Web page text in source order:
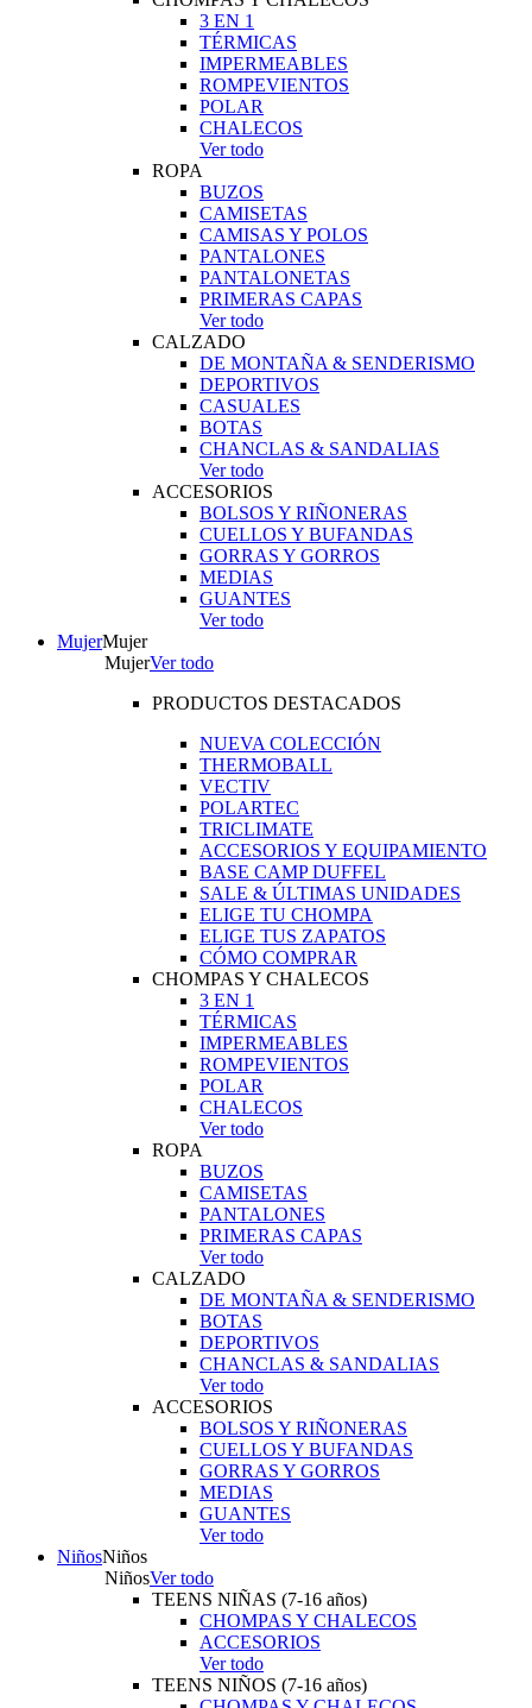
3 EN 1
TÉRMICAS
IMPERMEABLES
ROMPEVIENTOS
POLAR
CHALECOS
Ver todo
ROPA
BUZOS
CAMISETAS
CAMISAS Y POLOS
PANTALONES
PANTALONETAS
PRIMERAS CAPAS
Ver todo
CALZADO
DE MONTAÑA & SENDERISMO
DEPORTIVOS
CASUALES
BOTAS
CHANCLAS & SANDALIAS
Ver todo
ACCESORIOS
BOLSOS Y RIÑONERAS
CUELLOS Y BUFANDAS
GORRAS Y GORROS
MEDIAS
GUANTES
Ver todo
MujerMujer
MujerVer todo
PRODUCTOS DESTACADOS
NUEVA COLECCIÓN
THERMOBALL
VECTIV
POLARTEC
TRICLIMATE
ACCESORIOS Y EQUIPAMIENTO
BASE CAMP DUFFEL
SALE & ÚLTIMAS UNIDADES
ELIGE TU CHOMPA
ELIGE TUS ZAPATOS
CÓMO COMPRAR
CHOMPAS Y CHALECOS
3 EN 1
TÉRMICAS
IMPERMEABLES
ROMPEVIENTOS
POLAR
CHALECOS
Ver todo
ROPA
BUZOS
CAMISETAS
PANTALONES
PRIMERAS CAPAS
Ver todo
CALZADO
DE MONTAÑA & SENDERISMO
BOTAS
DEPORTIVOS
CHANCLAS & SANDALIAS
Ver todo
ACCESORIOS
BOLSOS Y RIÑONERAS
CUELLOS Y BUFANDAS
GORRAS Y GORROS
MEDIAS
GUANTES
Ver todo
NiñosNiños
NiñosVer todo
TEENS NIÑAS (7-16 años)
CHOMPAS Y CHALECOS
ACCESORIOS
Ver todo
TEENS NIÑOS (7-16 años)